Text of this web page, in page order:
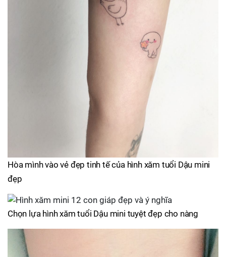
Hòa mình vào vẻ đẹp tinh tế của hình xăm tuổi Dậu mini
đẹp
Chọn lựa hình xăm tuổi Dậu mini tuyệt đẹp cho nàng